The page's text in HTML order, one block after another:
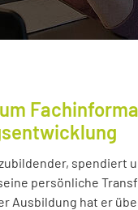
spendiert
persönliche
Ausbildung hat er